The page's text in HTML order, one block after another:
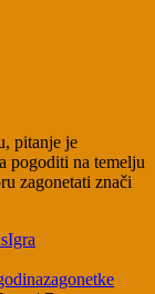
pitanje je
pogoditi na temelju
zagonetati znači
Igra
zagonetke